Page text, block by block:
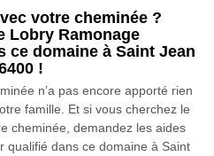
votre cheminée ?
Lobry Ramonage
ce domaine à Saint Jean
!
n’a pas encore apporté rien
famille. Et si vous cherchez le
cheminée, demandez les aides
qualifié dans ce domaine à Saint